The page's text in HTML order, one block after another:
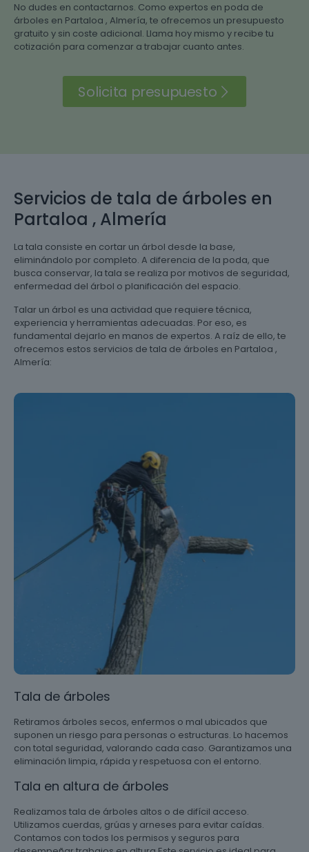
No dudes en contactarnos. Como expertos en poda de
árboles en Partaloa , Almería, te ofrecemos un presupuesto
gratuito y sin coste adicional. Llama hoy mismo y recibe tu
cotización para comenzar a trabajar cuanto antes.
Solicita presupuesto
Servicios de tala de árboles en
Partaloa , Almería
La tala consiste en cortar un árbol desde la base,
eliminándolo por completo. A diferencia de la poda, que
busca conservar, la tala se realiza por motivos de seguridad,
enfermedad del árbol o planificación del espacio.
Talar un árbol es una actividad que requiere técnica,
experiencia y herramientas adecuadas. Por eso, es
fundamental dejarlo en manos de expertos. A raíz de ello, te
ofrecemos estos servicios de tala de árboles en Partaloa ,
Almería:
Tala de árboles
Retiramos árboles secos, enfermos o mal ubicados que
suponen un riesgo para personas o estructuras. Lo hacemos
con total seguridad, valorando cada caso. Garantizamos una
eliminación limpia, rápida y respetuosa con el entorno.
Tala en altura de árboles
Realizamos tala de árboles altos o de difícil acceso.
Utilizamos cuerdas, grúas y arneses para evitar caídas.
Contamos con todos los permisos y seguros para